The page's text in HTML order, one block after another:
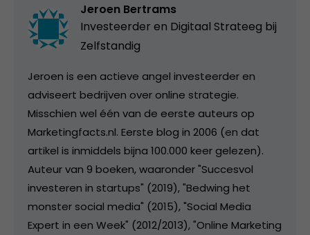
Jeroen Bertrams
Investeerder en Digitaal Strateeg bij
Zelfstandig
Jeroen is een actieve angel investeerder en
adviseert bedrijven over online strategie.
Misschien wel één van de eerste auteurs op
Marketingfacts.nl. Eerste blog in 2006 (en dat
artikel is inmiddels bijna 100.000 keer gelezen).
Auteur van 9 boeken, waaronder "Succesvol
investeren in startups" (2019), "Bedwing het
monster social media" (2015), "Social Media
Expert in een Week" (2012/2013), "Online Marketing